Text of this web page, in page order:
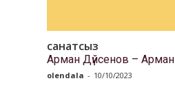
санатсыз
Арман Дүйсенов – Арман
olendala - 10/10/2023